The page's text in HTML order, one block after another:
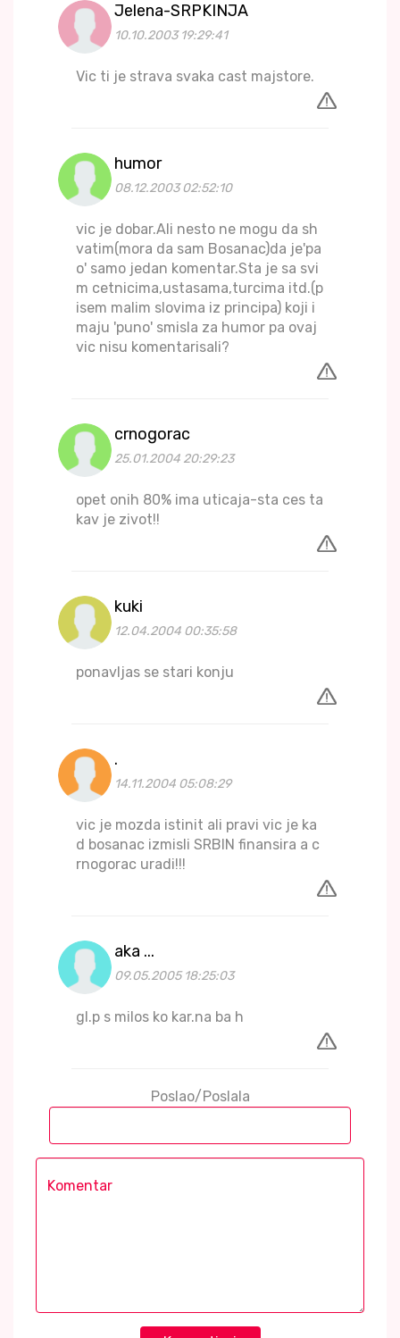
Jelena-SRPKINJA
10.10.2003 19:29:41
Vic ti je strava svaka cast majstore.
humor
08.12.2003 02:52:10
vic je dobar.Ali nesto ne mogu da sh
vatim(mora da sam Bosanac)da je'pa
o' samo jedan komentar.Sta je sa svi
m cetnicima,ustasama,turcima itd.(p
isem malim slovima iz principa) koji i
maju 'puno' smisla za humor pa ovaj
vic nisu komentarisali?
crnogorac
25.01.2004 20:29:23
opet onih 80% ima uticaja-sta ces ta
kav je zivot!!
kuki
12.04.2004 00:35:58
ponavljas se stari konju
.
14.11.2004 05:08:29
vic je mozda istinit ali pravi vic je ka
d bosanac izmisli SRBIN finansira a c
rnogorac uradi!!!
aka ...
09.05.2005 18:25:03
gl.p s milos ko kar.na ba h
Poslao/Poslala